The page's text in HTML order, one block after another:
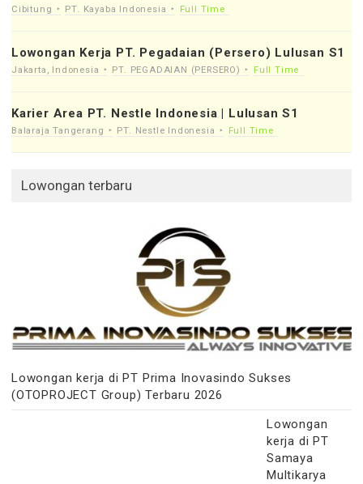
Cibitung PT. Kayaba Indonesia Full Time
Lowongan Kerja PT. Pegadaian (Persero) Lulusan S1
Jakarta, Indonesia PT. PEGADAIAN (PERSERO) Full Time
Karier Area PT. Nestle Indonesia | Lulusan S1
Balaraja Tangerang PT. Nestle Indonesia Full Time
Lowongan terbaru
Lowongan kerja di PT Prima Inovasindo Sukses
(OTOPROJECT Group) Terbaru 2026
Lowongan
kerja di PT
Samaya
Multikarya